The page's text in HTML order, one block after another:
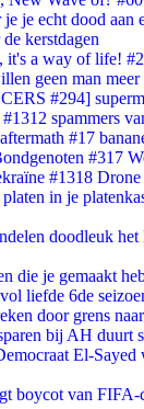
je je echt dood aan
kerstdagen
it's a way of life!
geen man meer
#294]
spammers
#17
#317
#1318 Drone
in je
doodleuk
die je gemaakt
liefde 6de
door grens
bij AH duurt
El-
boycot van FIFA-